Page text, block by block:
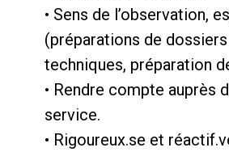
• Sens de l’observation,
(préparations de
techniques, préparation
• Rendre compte auprès
service.
• Rigoureux.se et